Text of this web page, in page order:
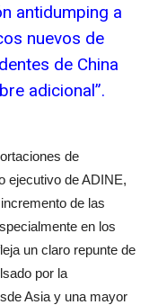
antidumping a
nuevos de
de China
adicional”.
de
ejecutivo de ADINE,
de las
en los
un claro repunte de
por la
Asia y una mayor